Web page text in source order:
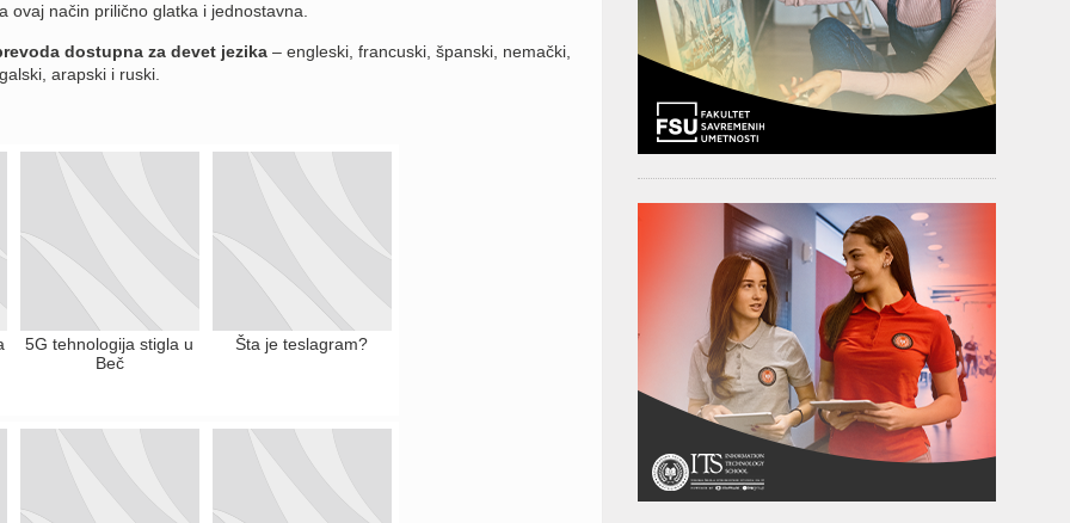
ovaj način prilično glatka i jednostavna.
dostupna za devet jezika– engleski, francuski, španski, nemački,
arapski i ruski.
5G tehnologija stigla u
Beč
Šta je teslagram?